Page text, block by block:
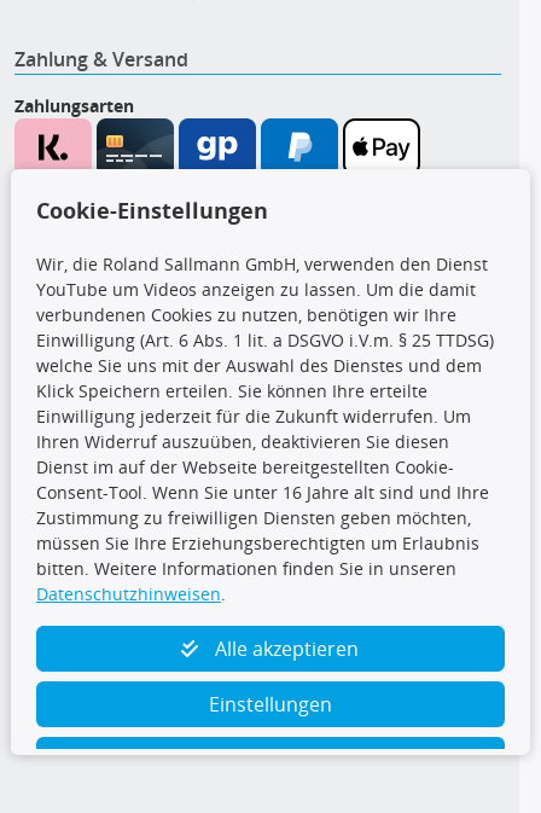
Zahlung & Versand
Zahlungsarten
CARAT Gruppe
Folge uns
TecDoc Inside
Cookie-Einstellungen
Wir, die Roland Sallmann GmbH, verwenden den Dienst
YouTube um Videos anzeigen zu lassen. Um die damit
verbundenen Cookies zu nutzen, benötigen wir Ihre
Einwilligung (Art. 6 Abs. 1 lit. a DSGVO i.V.m. § 25 TTDSG)
welche Sie uns mit der Auswahl des Dienstes und dem
Klick Speichern erteilen. Sie können Ihre erteilte
Einwilligung jederzeit für die Zukunft widerrufen. Um
Ihren Widerruf auszuüben, deaktivieren Sie diesen
Dienst im auf der Webseite bereitgestellten Cookie-
Consent-Tool. Wenn Sie unter 16 Jahre alt sind und Ihre
Zustimmung zu freiwilligen Diensten geben möchten,
müssen Sie Ihre Erziehungsberechtigten um Erlaubnis
bitten. Weitere Informationen finden Sie in unseren
Datenschutzhinweisen.
Alle akzeptieren
Einstellungen
Ablehnen